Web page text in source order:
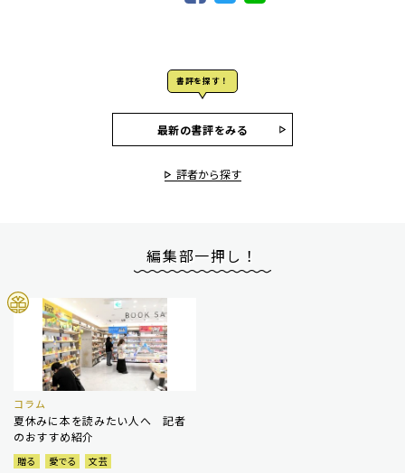
書評を探す！
最新の書評をみる
評者から探す
編集部一押し！
コラム
夏休みに本を読みたい人へ 記者
のおすすめ紹介
贈る 愛でる
文芸